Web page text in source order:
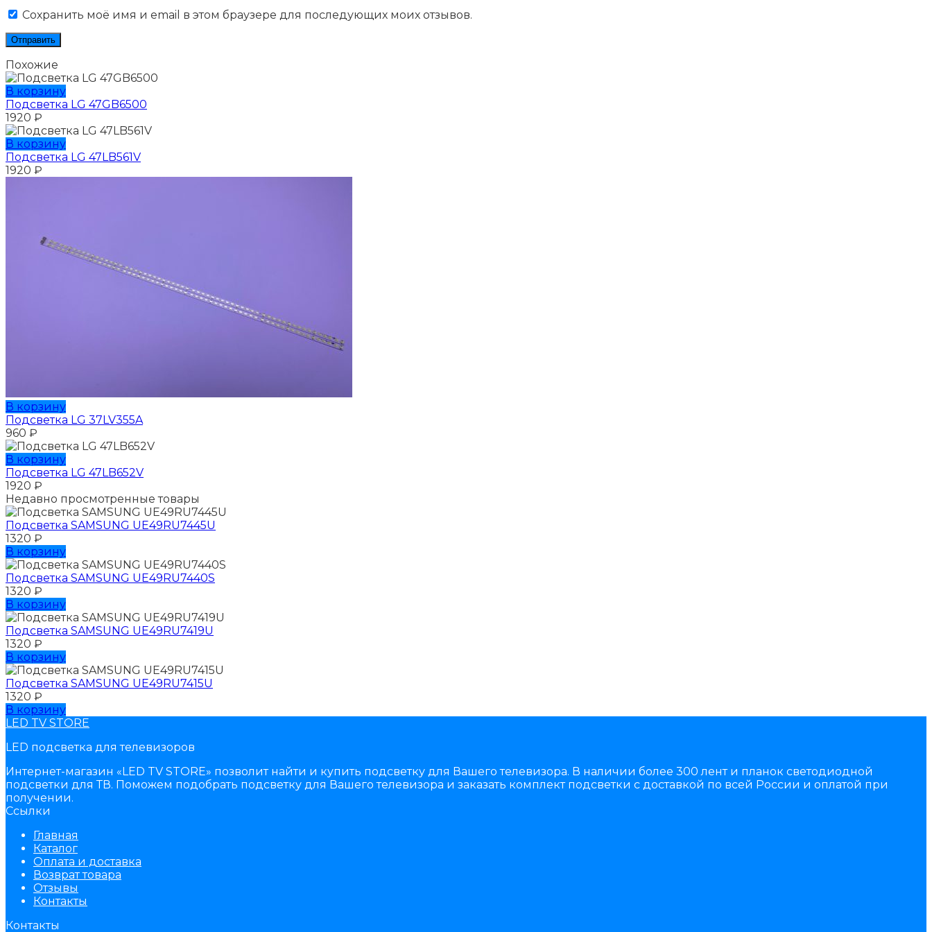
Сохранить моё имя и email в этом браузере для последующих моих отзывов.
Похожие
В корзину
Подсветка LG 47GB6500
1920 ₽
В корзину
Подсветка LG 47LB561V
1920 ₽
В корзину
Подсветка LG 37LV355A
960 ₽
В корзину
Подсветка LG 47LB652V
1920 ₽
Недавно просмотренные товары
Подсветка SAMSUNG UЕ49RU7445U
1320 ₽
В корзину
Подсветка SAMSUNG UЕ49RU7440S
1320 ₽
В корзину
Подсветка SAMSUNG UЕ49RU7419U
1320 ₽
В корзину
Подсветка SAMSUNG UЕ49RU7415U
1320 ₽
В корзину
LED TV STORE
LED подсветка для телевизоров
Интернет-магазин «LED TV STORE» позволит найти и купить подсветку для Вашего телевизора. В наличии более 300 лент и планок светодиодной
подсветки для ТВ. Поможем подобрать подсветку для Вашего телевизора и заказать комплект подсветки с доставкой по всей России и оплатой при
получении.
Ссылки
Главная
Каталог
Оплата и доставка
Возврат товара
Отзывы
Контакты
Контакты